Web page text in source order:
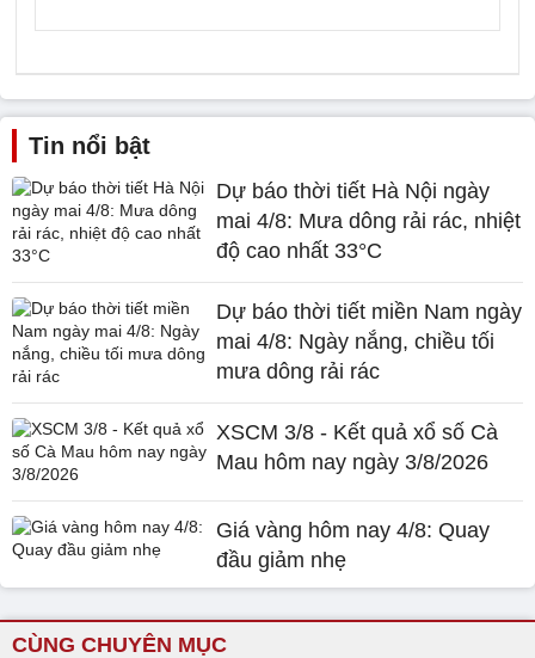
Tin nổi bật
Dự báo thời tiết Hà Nội ngày
mai 4/8: Mưa dông rải rác, nhiệt
độ cao nhất 33°C
Dự báo thời tiết miền Nam ngày
mai 4/8: Ngày nắng, chiều tối
mưa dông rải rác
XSCM 3/8 - Kết quả xổ số Cà
Mau hôm nay ngày 3/8/2026
Giá vàng hôm nay 4/8: Quay
đầu giảm nhẹ
CÙNG CHUYÊN MỤC